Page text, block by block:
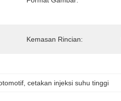
Kemasan Rincian:
cetakan injeksi suhu tinggi